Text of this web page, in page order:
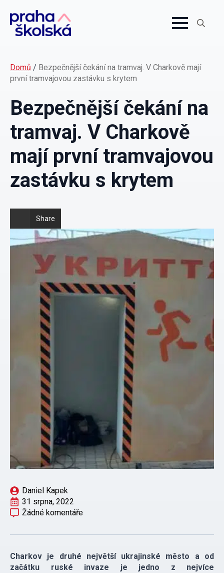
Domů / Bezpečnější čekání na tramvaj. V Charkově mají
první tramvajovou zastávku s krytem
Bezpečnější čekání na
tramvaj. V Charkově
mají první tramvajovou
zastávku s krytem
Share
Daniel Kapek
31 srpna, 2022
Žádné komentáře
Charkov je druhé největší ukrajinské město a od
začátku ruské invaze je jedno z nejvíce